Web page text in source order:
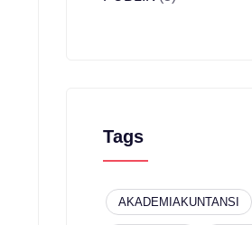
Tags
AKADEMIAKUNTANSI